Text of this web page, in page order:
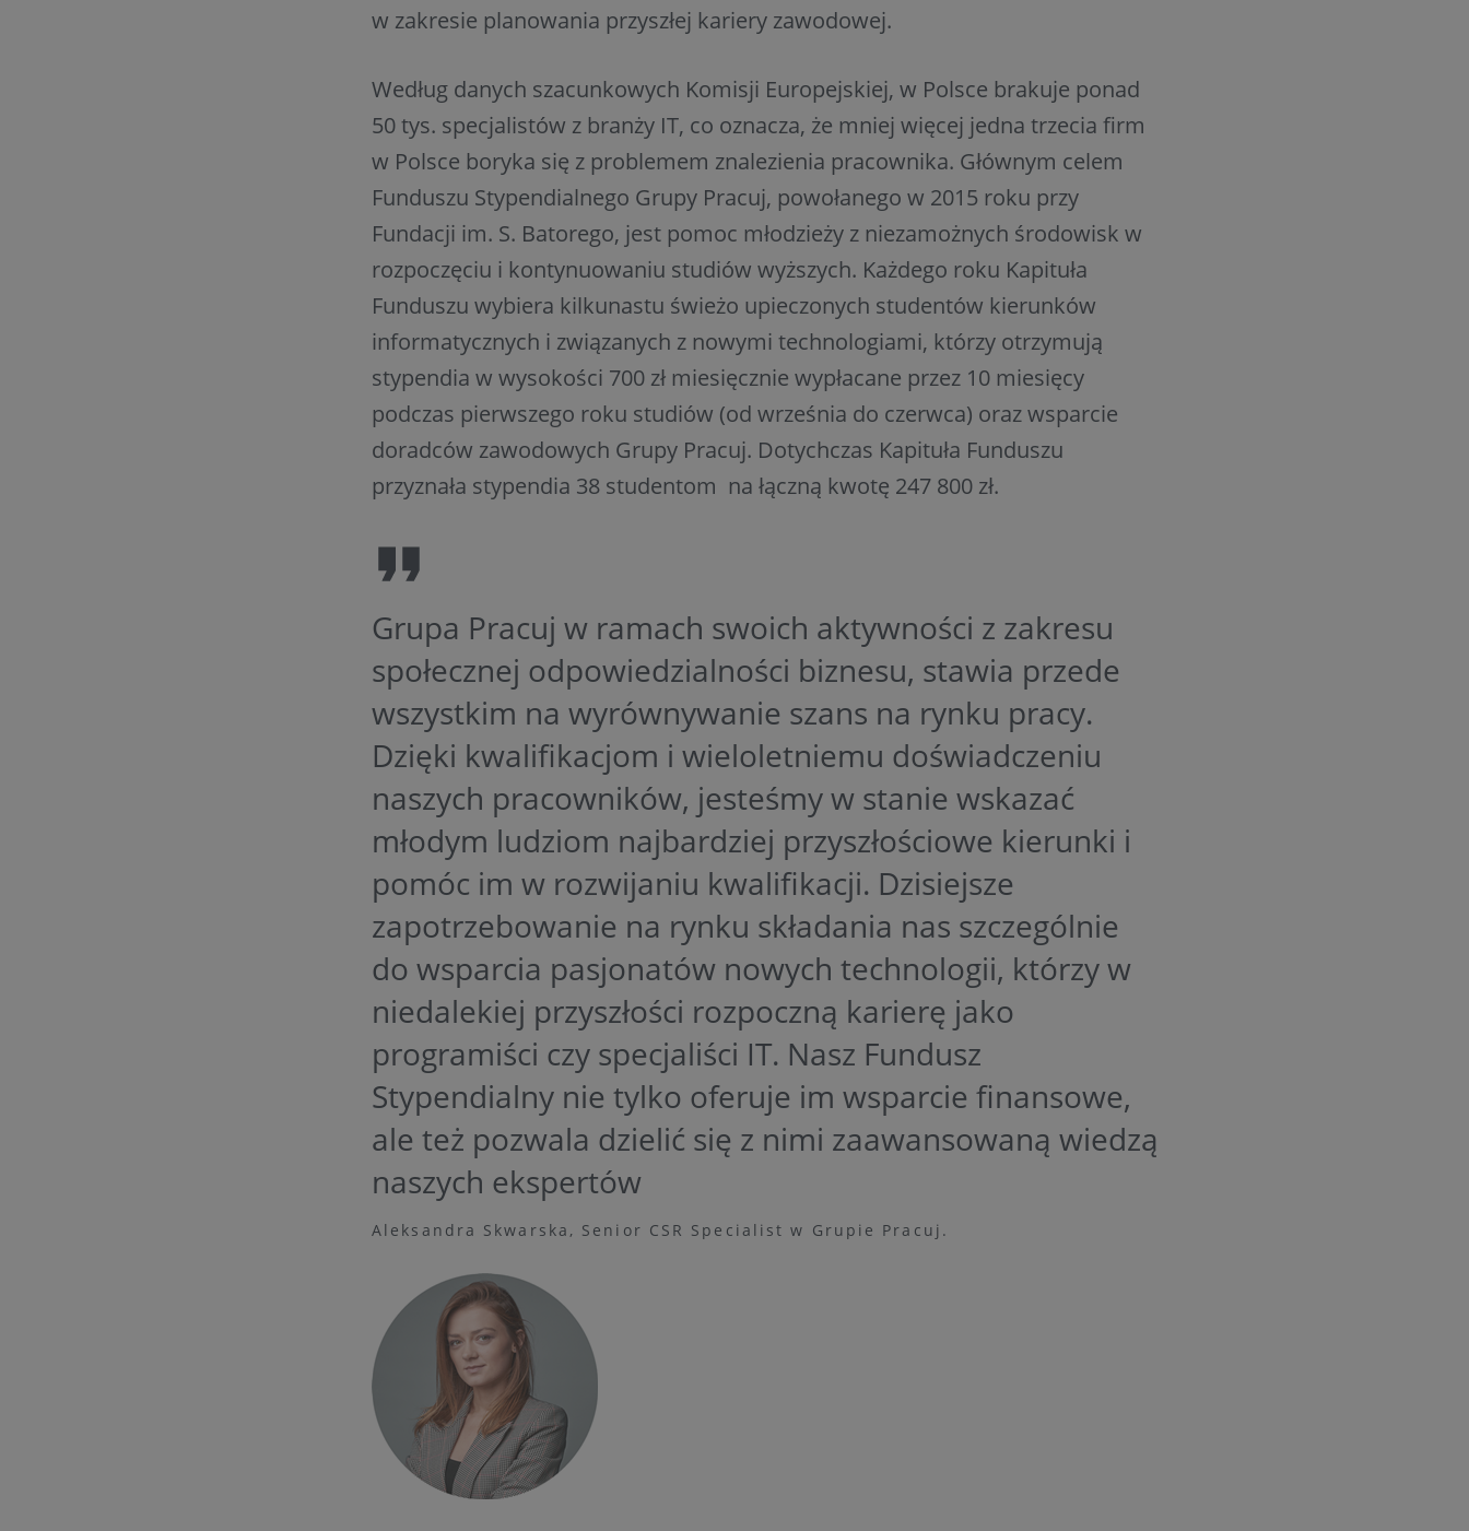
w zakresie planowania przyszłej kariery zawodowej.
Według danych szacunkowych Komisji Europejskiej, w Polsce brakuje ponad
50 tys. specjalistów z branży IT, co oznacza, że mniej więcej jedna trzecia firm
w Polsce boryka się z problemem znalezienia pracownika. Głównym celem
Funduszu Stypendialnego Grupy Pracuj, powołanego w 2015 roku przy
Fundacji im. S. Batorego, jest pomoc młodzieży z niezamożnych środowisk w
rozpoczęciu i kontynuowaniu studiów wyższych. Każdego roku Kapituła
Funduszu wybiera kilkunastu świeżo upieczonych studentów kierunków
informatycznych i związanych z nowymi technologiami, którzy otrzymują
stypendia w wysokości 700 zł miesięcznie wypłacane przez 10 miesięcy
podczas pierwszego roku studiów (od września do czerwca) oraz wsparcie
doradców zawodowych Grupy Pracuj. Dotychczas Kapituła Funduszu
przyznała stypendia 38 studentom na łączną kwotę 247 800 zł.
Grupa Pracuj w ramach swoich aktywności z zakresu
społecznej odpowiedzialności biznesu, stawia przede
wszystkim na wyrównywanie szans na rynku pracy.
Dzięki kwalifikacjom i wieloletniemu doświadczeniu
naszych pracowników, jesteśmy w stanie wskazać
młodym ludziom najbardziej przyszłościowe kierunki i
pomóc im w rozwijaniu kwalifikacji. Dzisiejsze
zapotrzebowanie na rynku składania nas szczególnie
do wsparcia pasjonatów nowych technologii, którzy w
niedalekiej przyszłości rozpoczną karierę jako
programiści czy specjaliści IT. Nasz Fundusz
Stypendialny nie tylko oferuje im wsparcie finansowe,
ale też pozwala dzielić się z nimi zaawansowaną wiedzą
naszych ekspertów
Aleksandra Skwarska, Senior CSR Specialist w Grupie Pracuj.